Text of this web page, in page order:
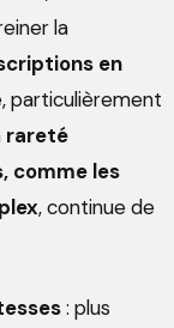
la
en
particulièrement
rareté
comme les
, continue de
: plus